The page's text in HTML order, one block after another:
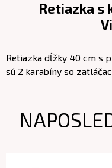
Retiazka s
Retiazka dĺžky 40 cm s
sú 2 karabíny so